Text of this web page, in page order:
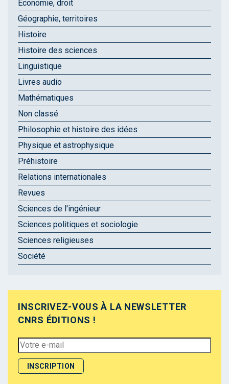
Économie, droit
Géographie, territoires
Histoire
Histoire des sciences
Linguistique
Livres audio
Mathématiques
Non classé
Philosophie et histoire des idées
Physique et astrophysique
Préhistoire
Relations internationales
Revues
Sciences de l'ingénieur
Sciences politiques et sociologie
Sciences religieuses
Société
INSCRIVEZ-VOUS À LA NEWSLETTER
CNRS ÉDITIONS !